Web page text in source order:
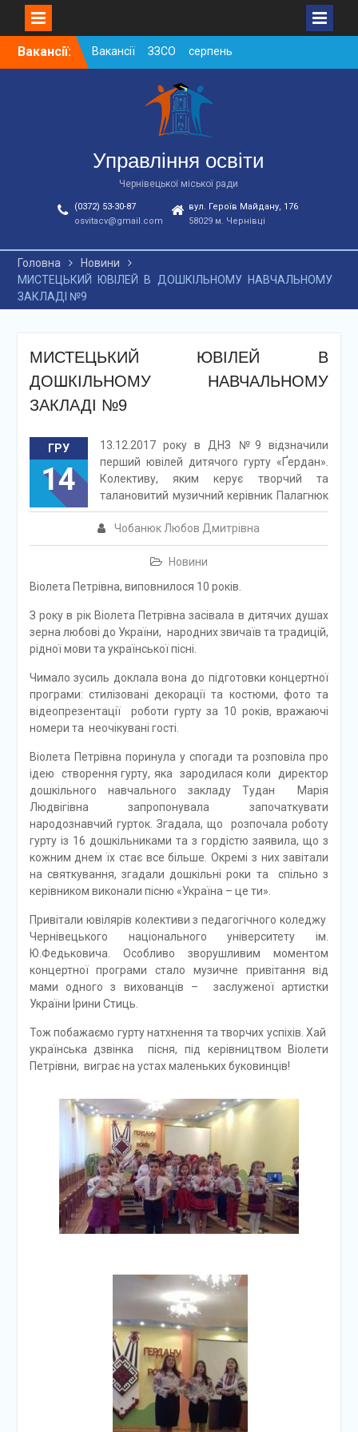
SkipВакансії:
Вакансії ЗЗСО серпень
2026
Вакансії ЗЗСО червень
Вакансії у ЗДО та
дошкільних підрозділах
ЗЗСО станом на
01.08.2026 р.
Управління освіти
Чернівецької міської ради
(0372) 53-30-87
osvitacv@gmail.com
вул. Героїв Майдану, 176
58029 м. Чернівці
Головна
Новини
МИСТЕЦЬКИЙ ЮВІЛЕЙ В ДОШКІЛЬНОМУ НАВЧАЛЬНОМУ
ЗАКЛАДІ №9
МИСТЕЦЬКИЙ ЮВІЛЕЙ В
ДОШКІЛЬНОМУ НАВЧАЛЬНОМУ
ЗАКЛАДІ №9
ГРУ
14
Чобанюк Любов Дмитрівна
Новини
13.12.2017 року в ДНЗ №9 відзначили
перший ювілей дитячого гурту «Ґердан».
Колективу, яким керує творчий та
талановитий музичний керівник Палагнюк
Віолета Петрівна, виповнилося 10 років.
З року в рік Віолета Петрівна засівала в дитячих душах
зерна любові до України, народних звичаїв та традицій,
рідної мови та української пісні.
Чимало зусиль доклала вона до підготовки концертної
програми: стилізовані декорації та костюми, фото та
відеопрезентації роботи гурту за 10 років, вражаючі
номери та неочікувані гості.
Віолета Петрівна поринула у спогади та розповіла про
ідею створення гурту, яка зародилася коли директор
дошкільного навчального закладу Тудан Марія
Людвігівна запропонувала започаткувати
народознавчий гурток. Згадала, що розпочала роботу
гурту із 16 дошкільниками та з гордістю заявила, що з
кожним днем їх стає все більше. Окремі з них завітали
на святкування, згадали дошкільні роки та спільно з
керівником виконали пісню «Україна – це ти».
Привітали ювілярів колективи з педагогічного коледжу
Чернівецького національного університету ім.
Ю.Федьковича. Особливо зворушливим моментом
концертної програми стало музичне привітання від
мами одного з вихованців – заслуженої артистки
України Ірини Стиць.
Тож побажаємо гурту натхнення та творчих успіхів. Хай
українська дзвінка пісня, під керівництвом Віолети
Петрівни, виграє на устах маленьких буковинців!